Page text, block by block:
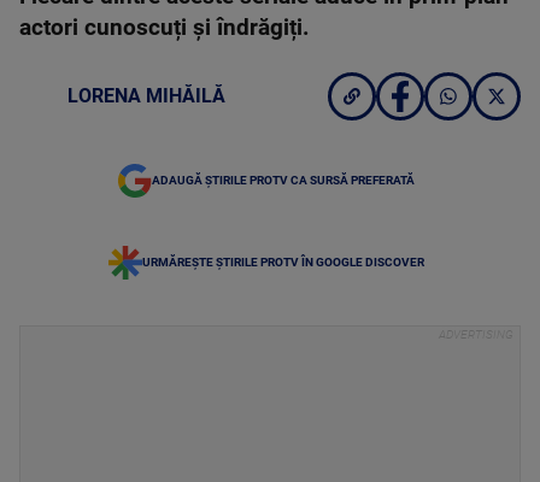
actori cunoscuți și îndrăgiți.
LORENA MIHĂILĂ
ADAUGĂ ȘTIRILE PROTV CA SURSĂ PREFERATĂ
URMĂREȘTE ȘTIRILE PROTV ÎN GOOGLE DISCOVER